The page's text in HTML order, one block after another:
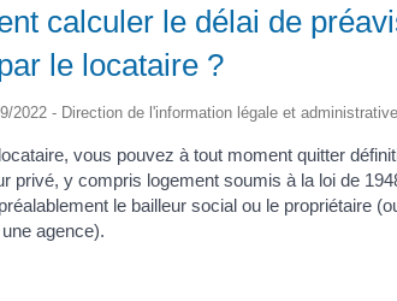
calculer le délai de
le locataire ?
2022 - Direction de l'information légale et
vous pouvez à tout moment quitter
privé, y compris logement soumis à la loi de
le bailleur social ou le propriétaire
agence).